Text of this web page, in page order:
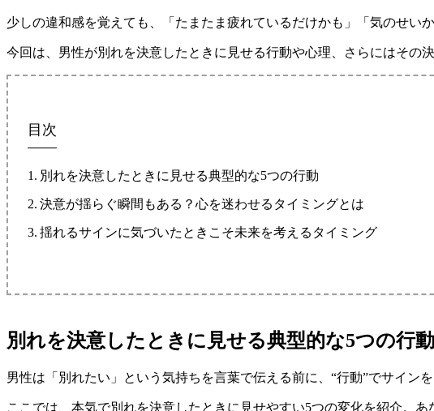
少しの違和感を覚えても、「たまたま疲れているだけかも」「気のせい
今回は、男性が別れを決意したときに見せる行動や心理、さらにはその
目次
別れを決意したときに見せる典型的な5つの行動
決意が揺らぐ瞬間もある？心を迷わせるタイミングとは
揺れるサインに気づいたときこそ未来を考えるタイミング
別れを決意したときに見せる典型的な5つの行動
男性は「別れたい」という気持ちを言葉で伝える前に、“行動”でサイン
ここでは、本気で別れを決意したときに見せやすい5つの変化を紹介。